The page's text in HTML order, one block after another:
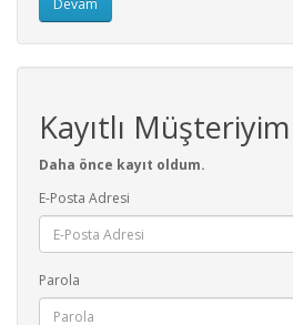
Kayıtlı Müşteriyim
Daha önce kayıt oldum.
E-Posta Adresi
Parola